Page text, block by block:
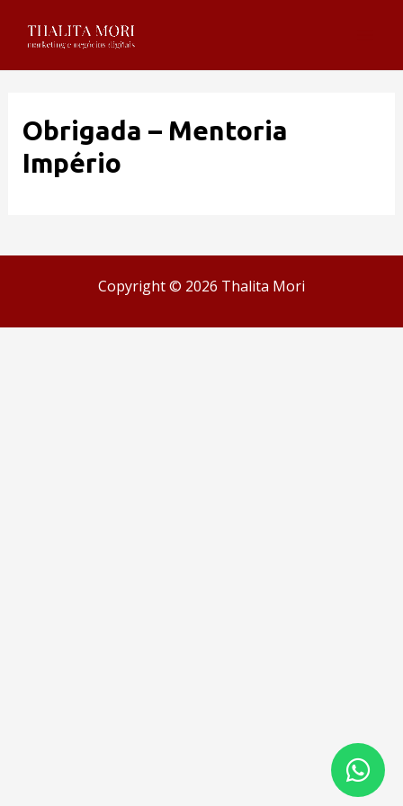
Obrigada – Mentoria
Império
Copyright © 2026 Thalita Mori